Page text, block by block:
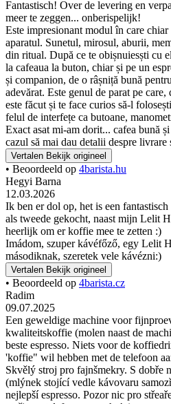
Fantastisch! Over de levering en
meer te zeggen... onberispelijk!
Este impresionant modul în care
aparatul. Sunetul, mirosul, aburii,
din ritual. După ce te obișnuiesști cu
la cafeaua la buton, chiar și pe un
și companion, de o râșniță bună
adevărat. Este genul de parat pe
este făcut și te face curios să-l
felul de interfețe ca butoane,
Exact asat mi-am dorit... cafea bună
cazul să mai dau detalii despre
Vertalen Bekijk origineel
• Beoordeeld op 4barista.hu
Hegyi Barna
12.03.2026
Ik ben er dol op, het is een
als tweede gekocht, naast mijn Lelit
heerlijk om er koffie mee te zetten :)
Imádom, szuper kávéfőző, egy Lelit
másodiknak, szeretek vele kávézni:)
Vertalen Bekijk origineel
• Beoordeeld op 4barista.cz
Radim
09.07.2025
Een geweldige machine voor
kwaliteitskoffie (molen naast de
beste espresso. Niets voor de
'koffie" wil hebben met de telefoon
Skvělý stroj pro fajnšmekry. S dobře
(mlýnek stojící vedle kávovaru
nejlepší espresso. Pozor nic pro